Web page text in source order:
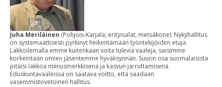
Juha Meriläinen (Pohjois-Karjala, erityisalat, metsäkone): Nykyhallitus
on systemaattisesti pyrkinyt heikentämään työntekijöiden etuja.
Lakkoilemalla emme kuitenkaan voita tulevia vaaleja, saisimme
korkeintaan omien jäsentemme hyväksynnän. Suurin osa suomalaisista
pitäisi lakkoa miinusmerkkisenä ja kasvun jarruttamisena.
Eduskuntavaaleissa on saatava voitto, että saadaan
vasemmistovetoinen hallitus.